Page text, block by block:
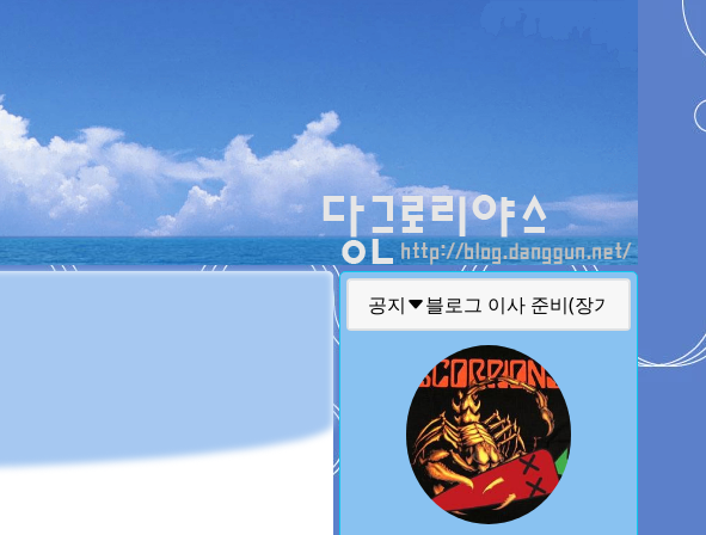
공지
블로그 이사 준비(장기)글 퍼가실때 주의 사항